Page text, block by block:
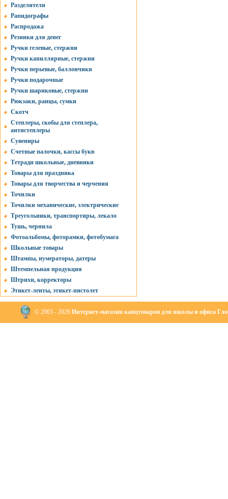
Разделители
Рапидографы
Распродажа
Резинки для денег
Ручки гелевые, стержни
Ручки капиллярные, стержни
Ручки перьевые, баллончики
Ручки подарочные
Ручки шариковые, стержни
Рюкзаки, ранцы, сумки
Скотч
Степлеры, скобы для степлера,
антистеплеры
Сувениры
Счетные палочки, кассы букв
Тетради школьные, дневники
Товары для праздника
Товары для творчества и черчения
Точилки
Точилки механические, электрические
Треугольники, транспортиры, лекало
Тушь, чернила
Фотоальбомы, фоторамки, фотобумага
Школьные товары
Штампы, нумераторы, датеры
Штемпельная продукция
Штрихи, корректоры
Этикет-ленты, этикет-пистолет
© 2003 - 2026 Интернет-магазин канцтоваров для школы и офиса